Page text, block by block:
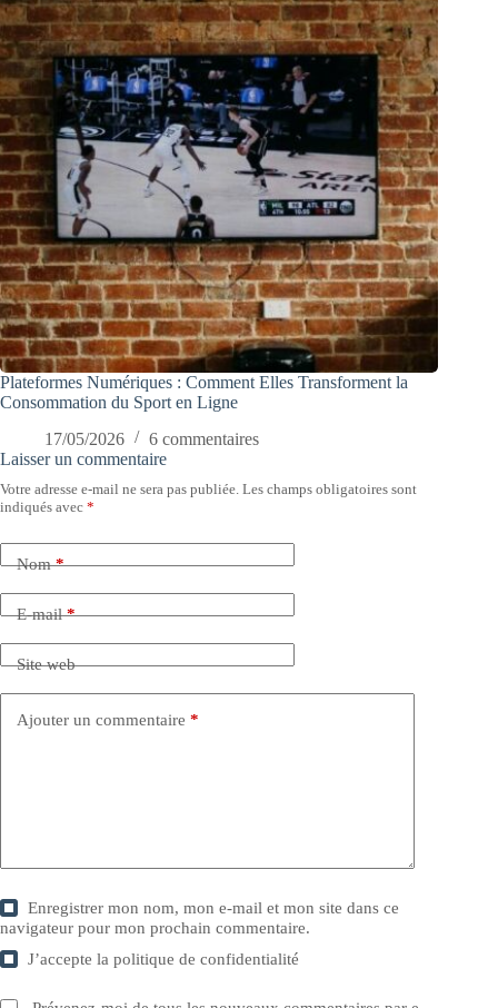
Plateformes Numériques : Comment Elles Transforment la
Consommation du Sport en Ligne
17/05/2026
6 commentaires
Laisser un commentaire
Votre adresse e-mail ne sera pas publiée. Les champs obligatoires sont
indiqués avec *
Nom*
E-mail*
Site web
Ajouter un commentaire *
Enregistrer mon nom, mon e-mail et mon site dans ce
navigateur pour mon prochain commentaire.
J’accepte lapolitique de confidentialité